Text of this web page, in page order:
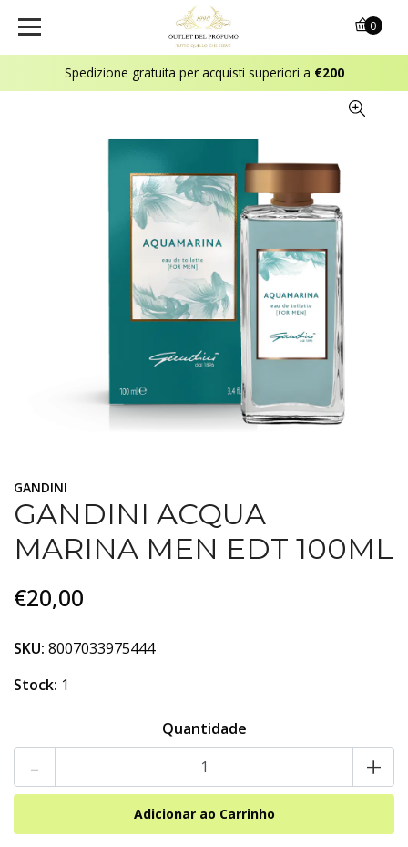
Spedizione gratuita per acquisti superiori a €200
0
GANDINI
GANDINI ACQUA
MARINA MEN EDT 100ML
€20,00
SKU: 8007033975444
Stock: 1
Quantidade
- +